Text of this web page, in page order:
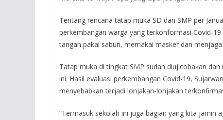
Tentang rencana tatap muka SD dan SMP per
perkembangan warga yang terkonformasi Covid-
tangan pakai sabun, memakai masker dan
Tatap muka di tingkat SMP sudah diujicobakan
ini. Hasil evaluasi perkembangan Covid-19,
menyebabkan terjadi lonjakan-lonjakan
“Termasuk sekolah ini juga bagian yang kita jamin